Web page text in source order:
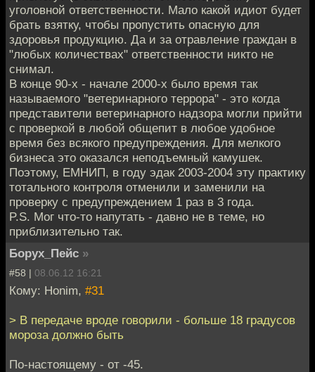
уголовной ответственности. Мало какой идиот будет
брать взятку, чтобы пропустить опасную для
здоровья продукцию. Да и за отравление граждан в
"любых количествах" ответственности никто не
снимал.
В конце 90-х - начале 2000-х было время так
называемого "ветеринарного террора" - это когда
представители ветеринарного надзора могли прийти
с проверкой в любой общепит в любое удобное
время без всякого предупреждения. Для мелкого
бизнеса это оказался неподъемный камушек.
Поэтому, ЕМНИП, в году эдак 2003-2004 эту практику
тотального контроля отменили и заменили на
проверку с предупреждением 1 раз в 3 года.
P.S. Мог что-то напутать - давно не в теме, но
приблизительно так.
Борух_Пейс »
#58 | 08.06.12 16:21
Кому: Honim, #31
> В передаче вроде говорили - больше 18 градусов
мороза должно быть
По-настоящему - от -45.